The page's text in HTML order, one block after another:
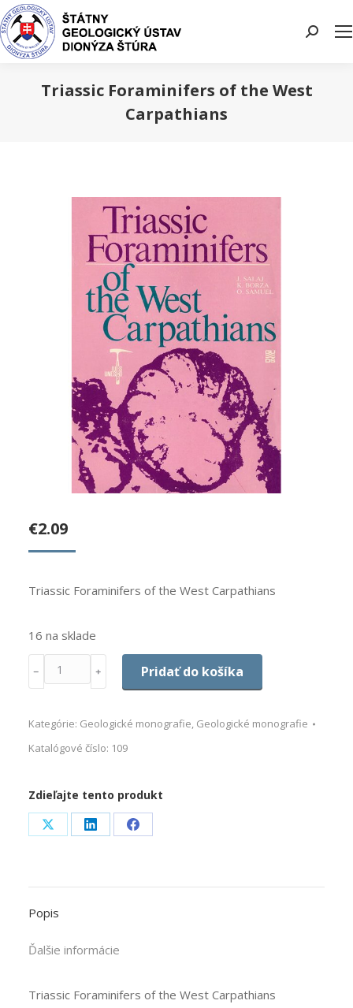
Search:
Triassic Foraminifers of the West
Carpathians
€2.09
Triassic Foraminifers of the West Carpathians
16 na sklade
Množstvo
﹣ ﹢ Pridať do košíka
Kategórie: Geologické monografie, Geologické monografie
Katalógové číslo: 109
Zdieľajte tento produkt
Share
X
Share
LinkedIn
Share
Facebook
Popis
Ďalšie informácie
Triassic Foraminifers of the West Carpathians